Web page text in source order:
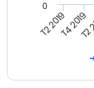
T2 2019T4 2019
0